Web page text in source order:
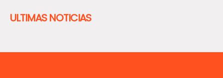
ULTIMAS NOTICIAS